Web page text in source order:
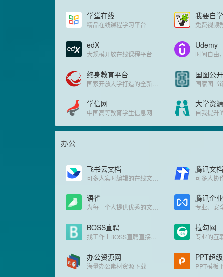
学堂在线
精品在线课程学习平台
我要自
edX
大规模开放在线课程平台
Udemy
时间自由
终身教育平台 国图公
学信网
中国高等教育学生信息网
大学资
自我提升
办公
飞书云文档 腾讯文档
可多人协
语雀 腾讯企
专业、安
BOSS直聘 拉勾网
专业的互
办公资源网
海量办公素材资源下载
PPT超
PPT模板